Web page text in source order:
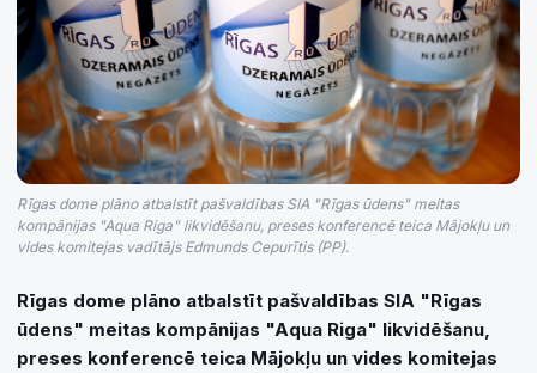
Rīgas dome plāno atbalstīt pašvaldības SIA "Rīgas ūdens" meitas
kompānijas "Aqua Riga" likvidēšanu, preses konferencē teica Mājokļu un
vides komitejas vadītājs Edmunds Cepurītis (PP).
Rīgas dome plāno atbalstīt pašvaldības SIA "Rīgas
ūdens" meitas kompānijas "Aqua Riga" likvidēšanu,
preses konferencē teica Mājokļu un vides komitejas